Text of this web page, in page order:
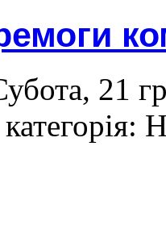
21
категорія: